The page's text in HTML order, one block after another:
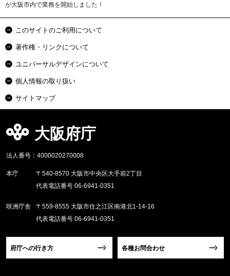
が大阪市内で業務を開始しました！
このサイトのご利用について
著作権・リンクについて
ユニバーサルデザインについて
個人情報の取り扱い
サイトマップ
大阪府庁
法人番号：4000020270008
本庁
〒540-8570 大阪市中央区大手前2丁目
代表電話番号 06-6941-0351
咲洲庁舎
〒559-8555 大阪市住之江区南港北1-14-16
代表電話番号 06-6941-0351
府庁への行き方 各種お問合わせ